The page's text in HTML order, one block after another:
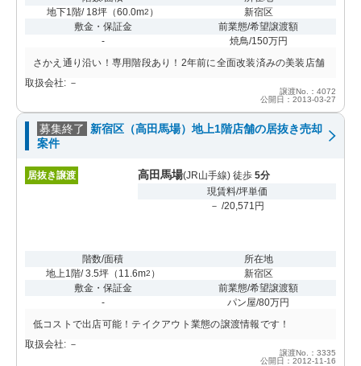
地下1階/ 18坪 （60.0m2 ）
新宿区
敷金・保証金
-
前業態/希望譲渡額
焼鳥/150万円
さかえ通り沿い！専用階段あり！2年前に全面改装済みの美装店舗
取扱会社: －
譲渡No.：4072
公開日：2013-03-27
募集終了
新宿区（高田馬場）地上1階店舗の居抜き売却
案件
居抜き譲渡 高田馬場(JR山手線) 徒歩 5分
現賃料/坪単価
－ /20,571円
階数/面積
地上1階/ 3.5坪（ 11.6m2 ）
所在地
新宿区
敷金・保証金
-
前業態/希望譲渡額
パン屋/80万円
低コストで出店可能！テイクアウト業態の譲渡情報です！
取扱会社: －
譲渡No.：3335
公開日：2012-11-16